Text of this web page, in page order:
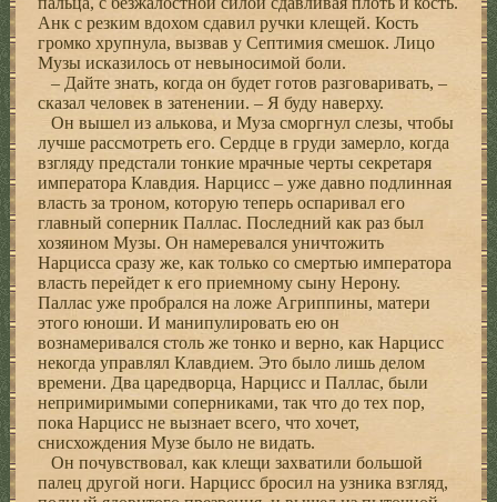
Анк с резким вдохом сдавил ручки клещей. Кость
громко хрупнула, вызвав у Септимия смешок. Лицо
Музы исказилось от невыносимой боли.
– Дайте знать, когда он будет готов разговаривать, –
сказал человек в затенении. – Я буду наверху.
Он вышел из алькова, и Муза сморгнул слезы, чтобы
лучше рассмотреть его. Сердце в груди замерло, когда
взгляду предстали тонкие мрачные черты секретаря
императора Клавдия. Нарцисс – уже давно подлинная
власть за троном, которую теперь оспаривал его
главный соперник Паллас. Последний как раз был
хозяином Музы. Он намеревался уничтожить
Нарцисса сразу же, как только со смертью императора
власть перейдет к его приемному сыну Нерону.
Паллас уже пробрался на ложе Агриппины, матери
этого юноши. И манипулировать ею он
вознамеривался столь же тонко и верно, как Нарцисс
некогда управлял Клавдием. Это было лишь делом
времени. Два царедворца, Нарцисс и Паллас, были
непримиримыми соперниками, так что до тех пор,
пока Нарцисс не вызнает всего, что хочет,
снисхождения Музе было не видать.
Он почувствовал, как клещи захватили большой
палец другой ноги. Нарцисс бросил на узника взгляд,